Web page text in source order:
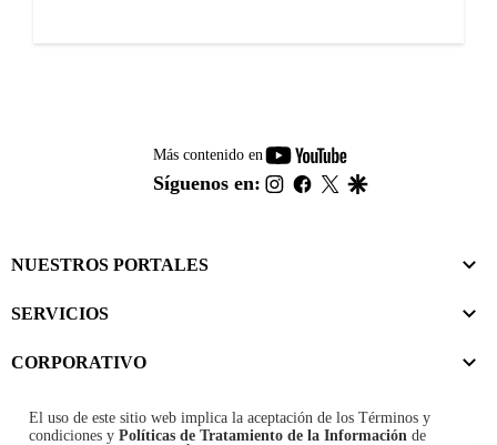
Más contenido en
youtube-
footer
Síguenos en: instagram
facebook
twitter
NUESTROS PORTALES
SERVICIOS
CORPORATIVO
El uso de este sitio web implica la aceptación de los Términos y
condiciones y Políticas de Tratamiento de la Información de